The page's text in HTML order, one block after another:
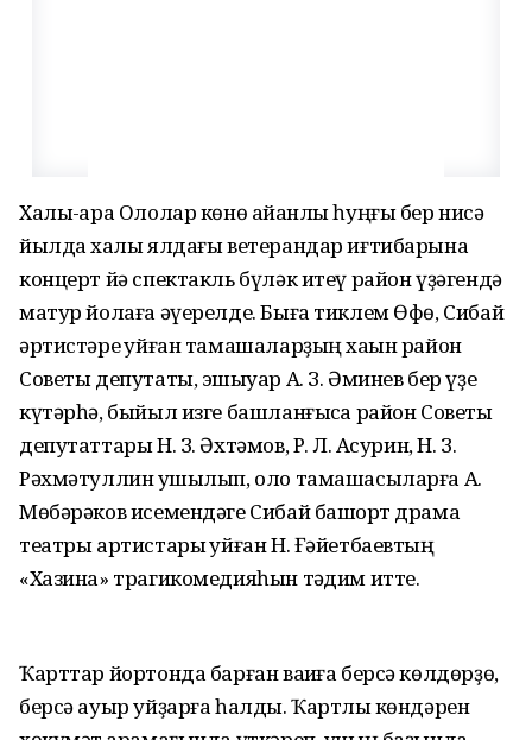
Халыҡ-ара Ололар көнө айҡанлы һуңғы бер нисә
йылда хаҡлы ялдағы ветерандар иғтибарына
концерт йә спектакль бүләк итеү район үҙәгендә
матур йолаға әүерелде. Быға тиклем Өфө, Сибай
әртистәре ҡуйған тамашаларҙың хаҡын район
Советы депутаты, эшҡыуар А. З. Әминев бер үҙе
күтәрһә, быйыл изге башланғысҡа район Советы
депутаттары Н. З. Әхтәмов, Р. Л. Аҡсурин, Н. З.
Рәхмәтуллин ҡушылып, оло тамашасыларға А.
Мөбәрәков исемендәге Сибай башҡорт драма
театры артистары ҡуйған Н. Ғәйетбаевтың
«Хазина» трагикомедияһын тәҡдим итте.
Ҡарттар йортонда барған ваҡиға берсә көлдөрҙө,
берсә ауыр уйҙарға һалды. Ҡартлыҡ көндәрен